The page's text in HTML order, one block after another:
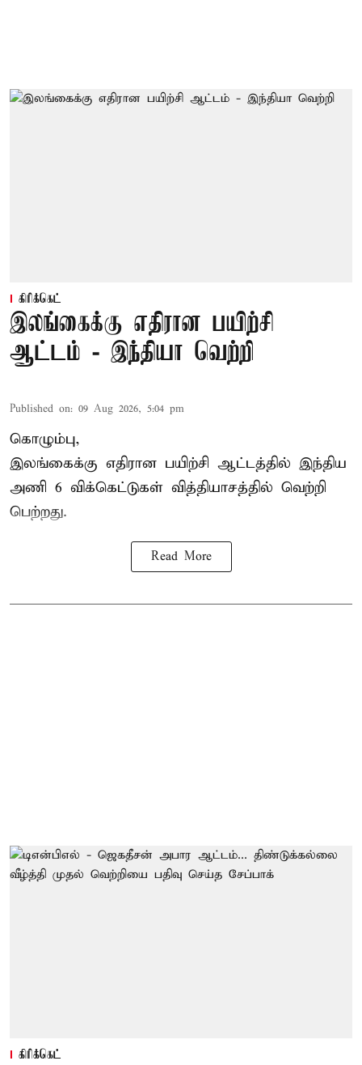
கிரிக்கெட்
இலங்கைக்கு எதிரான பயிற்சி
ஆட்டம் - இந்தியா வெற்றி
Published on: 09 Aug 2026, 5:04 pm
கொழும்பு,
இலங்கைக்கு எதிரான பயிற்சி ஆட்டத்தில் இந்திய
அணி 6 விக்கெட்டுகள் வித்தியாசத்தில் வெற்றி
பெற்றது.
Read More
கிரிக்கெட்